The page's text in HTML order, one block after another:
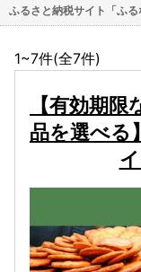
ふるさと納税サイト「ふる
1~7件(全7件)
【有効期
品を選べる